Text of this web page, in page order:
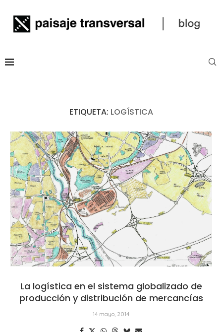
ETIQUETA: LOGÍSTICA
La logística en el sistema globalizado de
producción y distribución de mercancías
14 mayo, 2014